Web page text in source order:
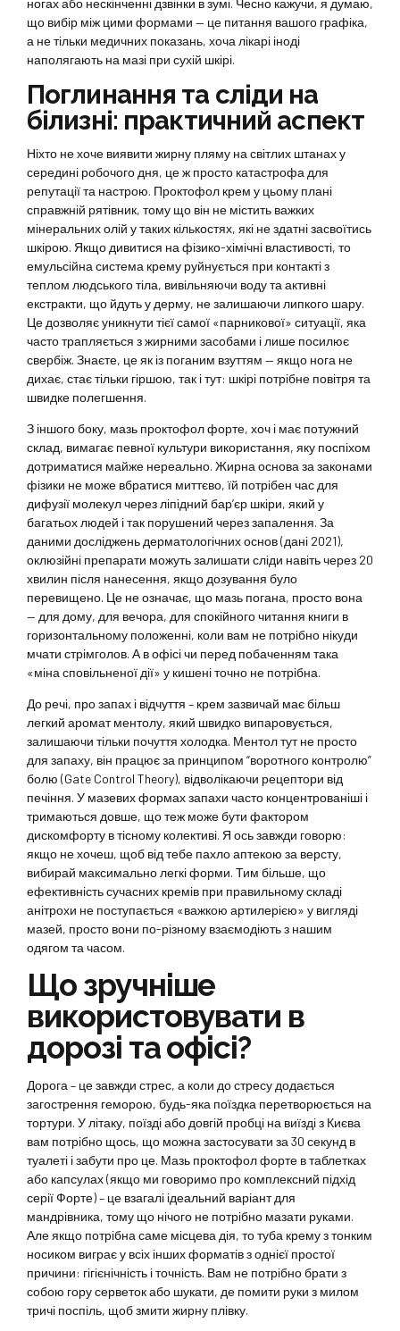
ногах або нескінченні дзвінки в зумі. Чесно кажучи, я думаю,
що вибір між цими формами — це питання вашого графіка,
а не тільки медичних показань, хоча лікарі іноді
наполягають на мазі при сухій шкірі.
Поглинання та сліди на
білизні: практичний аспект
Ніхто не хоче виявити жирну пляму на світлих штанах у
середині робочого дня, це ж просто катастрофа для
репутації та настрою. Проктофол крем у цьому плані
справжній рятівник, тому що він не містить важких
мінеральних олій у таких кількостях, які не здатні засвоїтись
шкірою. Якщо дивитися на фізико-хімічні властивості, то
емульсійна система крему руйнується при контакті з
теплом людського тіла, вивільняючи воду та активні
екстракти, що йдуть у дерму, не залишаючи липкого шару.
Це дозволяє уникнути тієї самої «парникової» ситуації, яка
часто трапляється з жирними засобами і лише посилює
свербіж. Знаєте, це як із поганим взуттям — якщо нога не
дихає, стає тільки гіршою, так і тут: шкірі потрібне повітря та
швидке полегшення.
З іншого боку, мазь проктофол форте, хоч і має потужний
склад, вимагає певної культури використання, яку поспіхом
дотриматися майже нереально. Жирна основа за законами
фізики не може вбратися миттєво, їй потрібен час для
дифузії молекул через ліпідний бар’єр шкіри, який у
багатьох людей і так порушений через запалення. За
даними досліджень дерматологічних основ (дані 2021),
оклюзійні препарати можуть залишати сліди навіть через 20
хвилин після нанесення, якщо дозування було
перевищено. Це не означає, що мазь погана, просто вона
— для дому, для вечора, для спокійного читання книги в
горизонтальному положенні, коли вам не потрібно нікуди
мчати стрімголов. А в офісі чи перед побаченням така
«міна сповільненої дії» у кишені точно не потрібна.
До речі, про запах і відчуття – крем зазвичай має більш
легкий аромат ментолу, який швидко випаровується,
залишаючи тільки почуття холодка. Ментол тут не просто
для запаху, він працює за принципом “воротного контролю”
болю (Gate Control Theory), відволікаючи рецептори від
печіння. У мазевих формах запахи часто концентрованіші і
тримаються довше, що теж може бути фактором
дискомфорту в тісному колективі. Я ось завжди говорю:
якщо не хочеш, щоб від тебе пахло аптекою за версту,
вибирай максимально легкі форми. Тим більше, що
ефективність сучасних кремів при правильному складі
анітрохи не поступається «важкою артилерією» у вигляді
мазей, просто вони по-різному взаємодіють з нашим
одягом та часом.
Що зручніше
використовувати в
дорозі та офісі?
Дорога – це завжди стрес, а коли до стресу додається
загострення геморою, будь-яка поїздка перетворюється на
тортури. У літаку, поїзді або довгій пробці на виїзді з Києва
вам потрібно щось, що можна застосувати за 30 секунд в
туалеті і забути про це. Мазь проктофол форте в таблетках
або капсулах (якщо ми говоримо про комплексний підхід
серії Форте) – це взагалі ідеальний варіант для
мандрівника, тому що нічого не потрібно мазати руками.
Але якщо потрібна саме місцева дія, то туба крему з тонким
носиком виграє у всіх інших форматів з однієї простої
причини: гігієнічність і точність. Вам не потрібно брати з
собою гору серветок або шукати, де помити руки з милом
тричі поспіль, щоб змити жирну плівку.